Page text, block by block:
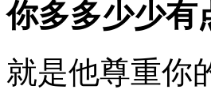
你多多少少有
就是他尊重你